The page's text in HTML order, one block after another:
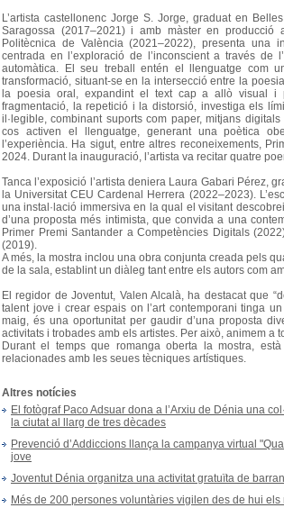
L’artista castellonenc Jorge S. Jorge, graduat en
Saragossa (2017–2021) i amb màster en producció
Politècnica de València (2021–2022), presenta una
centrada en l’exploració de l’inconscient a través de
automàtica. El seu treball entén el llenguatge com
transformació, situant-se en la intersecció entre la
la poesia oral, expandint el text cap a allò visual i
fragmentació, la repetició i la distorsió, investiga els
il·legible, combinant suports com paper, mitjans
cos activen el llenguatge, generant una poètica
l’experiència. Ha sigut, entre altres reconeixements,
2024. Durant la inauguració, l’artista va recitar quatre
Tanca l’exposició l’artista deniera Laura Gabari Pérez,
la Universitat CEU Cardenal Herrera (2022–2023).
una instal·lació immersiva en la qual el visitant
d’una proposta més intimista, que convida a una
Primer Premi Santander a Competències Digitals
(2019).
A més, la mostra inclou una obra conjunta creada pels
de la sala, establint un diàleg tant entre els autors com
El regidor de Joventut, Valen Alcalà, ha destacat que
talent jove i crear espais on l’art contemporani tinga
maig, és una oportunitat per gaudir d’una proposta
activitats i trobades amb els artistes. Per això, animem a
Durant el temps que romanga oberta la mostra,
relacionades amb les seues tècniques artístiques.
Altres notícies
El fotògraf Paco Adsuar dona a l’Arxiu de Dénia una
la ciutat al llarg de tres dècades
Prevenció d’Addiccions llança la campanya virtual
jove
Joventut Dénia organitza una activitat gratuïta de
Més de 200 persones voluntàries vigilen des de hui